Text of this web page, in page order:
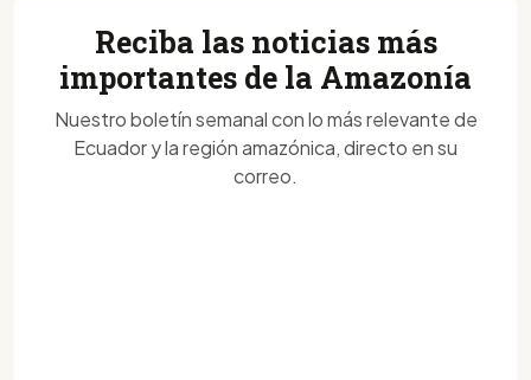
Reciba las noticias más
importantes de la Amazonía
Nuestro boletín semanal con lo más relevante de
Ecuador y la región amazónica, directo en su
correo.